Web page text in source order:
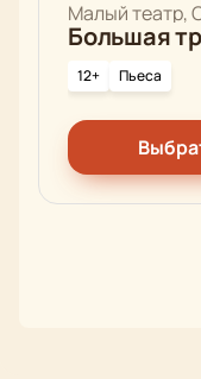
Малый театр,
Большая
12+ Пьеса